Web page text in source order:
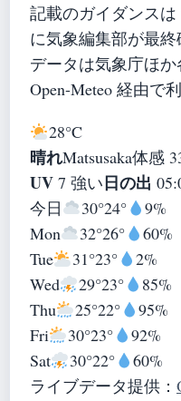
記載のガイダンスは
に気象編集部が最終
データは気象庁ほ
Open-Meteo 経由で
28°C
晴れMatsusaka体感
UV 7 強い日の出
今日
30°24°
9%
Mon
32°26°
60%
Tue
31°23°
2%
Wed
29°23°
85%
Thu
25°22°
95%
Fri
30°23°
92%
Sat
30°22°
60%
ライブデータ提供：